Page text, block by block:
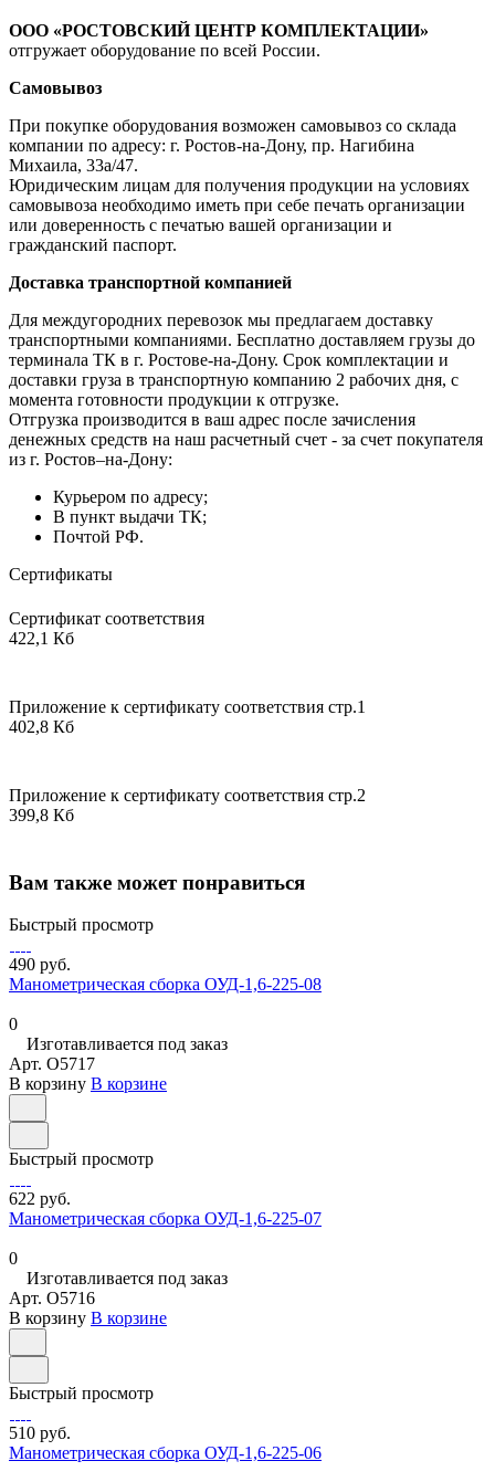
ООО «РОСТОВСКИЙ ЦЕНТР КОМПЛЕКТАЦИИ»
отгружает оборудование по всей России.
Самовывоз
При покупке оборудования возможен самовывоз со склада
компании по адресу: г. Ростов-на-Дону, пр. Нагибина
Михаила, 33а/47.
Юридическим лицам для получения продукции на условиях
самовывоза необходимо иметь при себе печать организации
или доверенность с печатью вашей организации и
гражданский паспорт.
Доставка транспортной компанией
Для междугородних перевозок мы предлагаем доставку
транспортными компаниями. Бесплатно доставляем грузы до
терминала ТК в г. Ростове-на-Дону. Срок комплектации и
доставки груза в транспортную компанию 2 рабочих дня, с
момента готовности продукции к отгрузке.
Отгрузка производится в ваш адрес после зачисления
денежных средств на наш расчетный счет - за счет покупателя
из г. Ростов–на-Дону:
Курьером по адресу;
В пункт выдачи ТК;
Почтой РФ.
Сертификаты
Сертификат соответствия
422,1 Кб
Приложение к сертификату соответствия стр.1
402,8 Кб
Приложение к сертификату соответствия стр.2
399,8 Кб
Вам также может понравиться
Быстрый просмотр
490 руб.
Манометрическая сборка ОУД-1,6-225-08
0
Изготавливается под заказ
Арт. O5717
В корзину В корзине
Быстрый просмотр
622 руб.
Манометрическая сборка ОУД-1,6-225-07
0
Изготавливается под заказ
Арт. O5716
В корзину В корзине
Быстрый просмотр
510 руб.
Манометрическая сборка ОУД-1,6-225-06